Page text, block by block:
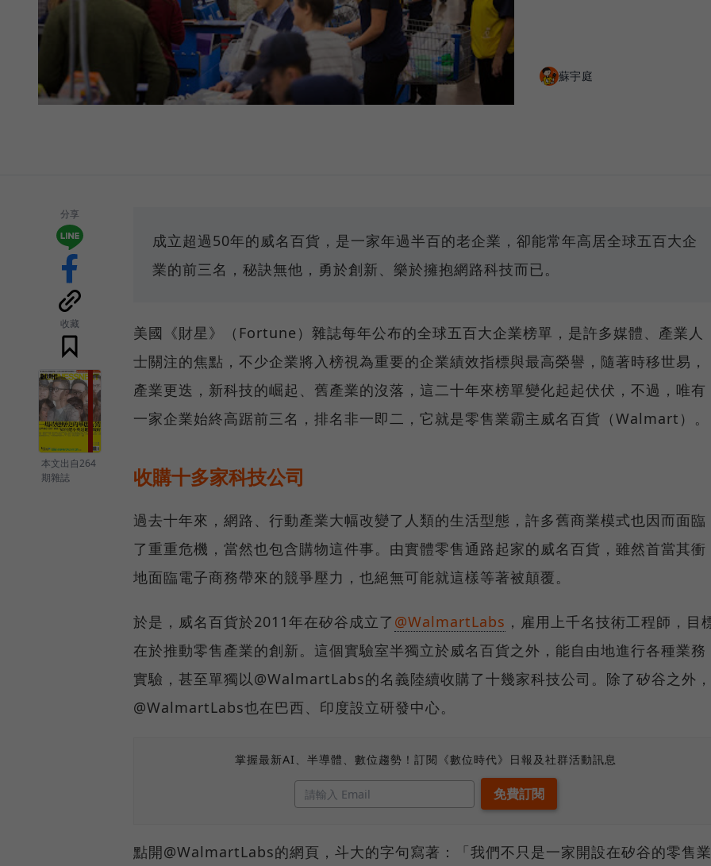
蘇宇庭
分享
收藏
本文出自264
期雜誌
成立超過50年的威名百貨，是一家年過半百的老企業，卻能常年高居全球五百大企
業的前三名，秘訣無他，勇於創新、樂於擁抱網路科技而已。
美國《財星》（Fortune）雜誌每年公布的全球五百大企業榜單，是許多媒體、產業人
士關注的焦點，不少企業將入榜視為重要的企業績效指標與最高榮譽，隨著時移世易，
產業更迭，新科技的崛起、舊產業的沒落，這二十年來榜單變化起起伏伏，不過，唯有
一家企業始終高踞前三名，排名非一即二，它就是零售業霸主威名百貨（Walmart）。
收購十多家科技公司
過去十年來，網路、行動產業大幅改變了人類的生活型態，許多舊商業模式也因而面臨
了重重危機，當然也包含購物這件事。由實體零售通路起家的威名百貨，雖然首當其衝
地面臨電子商務帶來的競爭壓力，也絕無可能就這樣等著被顛覆。
於是，威名百貨於2011年在矽谷成立了 @WalmartLabs ，雇用上千名技術工程師，目
在於推動零售產業的創新。這個實驗室半獨立於威名百貨之外，能自由地進行各種業務
實驗，甚至單獨以@WalmartLabs的名義陸續收購了十幾家科技公司。除了矽谷之外，
@WalmartLabs也在巴西、印度設立研發中心。
掌握最新AI、半導體、數位趨勢！訂閱《數位時代》日報及社群活動訊息
點開@WalmartLabs的網頁，斗大的字句寫著：「我們不只是一家開設在矽谷的零售業